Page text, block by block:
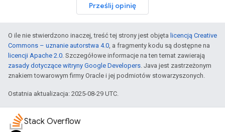
Prześlij opinię
O ile nie stwierdzono inaczej, treść tej strony jest objęta licencją Creative
Commons – uznanie autorstwa 4.0, a fragmenty kodu są dostępne na
licencji Apache 2.0. Szczegółowe informacje na ten temat zawierają
zasady dotyczące witryny Google Developers. Java jest zastrzeżonym
znakiem towarowym firmy Oracle i jej podmiotów stowarzyszonych.
Ostatnia aktualizacja: 2025-08-29 UTC.
Stack Overflow